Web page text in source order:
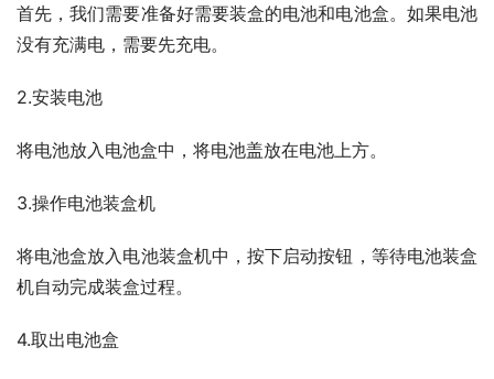
首先，我们需要准备好需要装盒的电池和电池盒。如果电池
没有充满电，需要先充电。
2.安装电池
将电池放入电池盒中，将电池盖放在电池上方。
3.操作电池装盒机
将电池盒放入电池装盒机中，按下启动按钮，等待电池装盒
机自动完成装盒过程。
4.取出电池盒